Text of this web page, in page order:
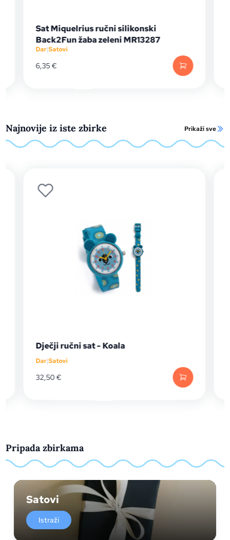
Sat Miquelrius ručni silikonski
Back2Fun žaba zeleni MR13287
Dar|Satovi
6,35€
Najnovije iz iste zbirke Prikaži sve
Dječji ručni sat - Koala
Dar|Satovi
32,50€
Pripada zbirkama
Satovi
Istraži